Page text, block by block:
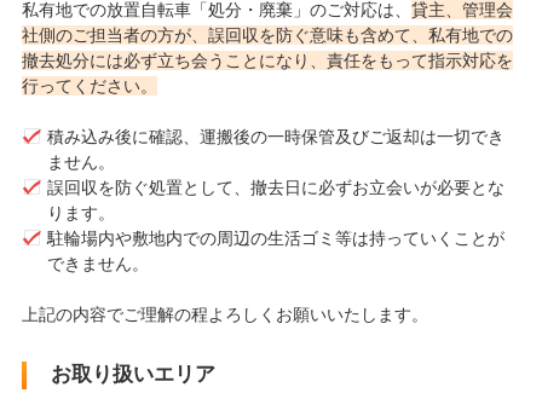
私有地での放置自転車「処分・廃棄」のご対応は、 貸主、管理会
社側のご担当者の方が、誤回収を防ぐ意味も含めて、私有地での
撤去処分には必ず立ち会うことになり、責任をもって指示対応を
行ってください。
積み込み後に確認、運搬後の一時保管及びご返却は一切でき
ません。
誤回収を防ぐ処置として、撤去日に必ずお立会いが必要とな
ります。
駐輪場内や敷地内での周辺の生活ゴミ等は持っていくことが
できません。
上記の内容でご理解の程よろしくお願いいたします。
お取り扱いエリア